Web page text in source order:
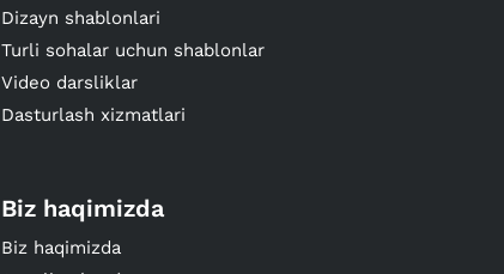
Dizayn shablonlari
Turli sohalar uchun shablonlar
Video darsliklar
Dasturlash xizmatlari
Biz haqimizda
Biz haqimizda